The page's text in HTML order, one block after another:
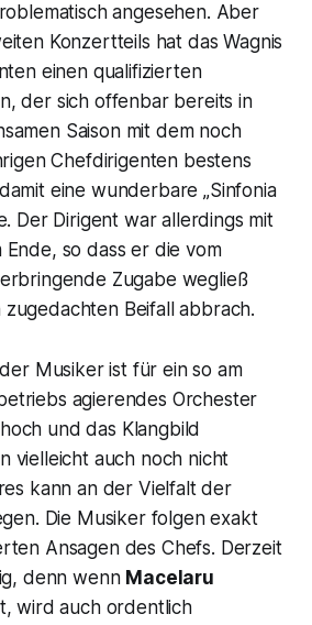
angesehen. Aber
Konzertteils hat das Wagnis
einen qualifizierten
der sich offenbar bereits in
Saison mit dem noch
Chefdirigenten bestens
eine wunderbare„Sinfonia
Der Dirigent war allerdings mit
Ende, so dass er die vom
Zugabe wegließ
Beifall abbrach.
Musiker ist für ein so am
agierendes Orchester
und das Klangbild
vielleicht auch noch nicht
kann an der Vielfalt der
Die Musiker folgen exakt
Ansagen des Chefs. Derzeit
denn wenn Macelaru
wird auch ordentlich